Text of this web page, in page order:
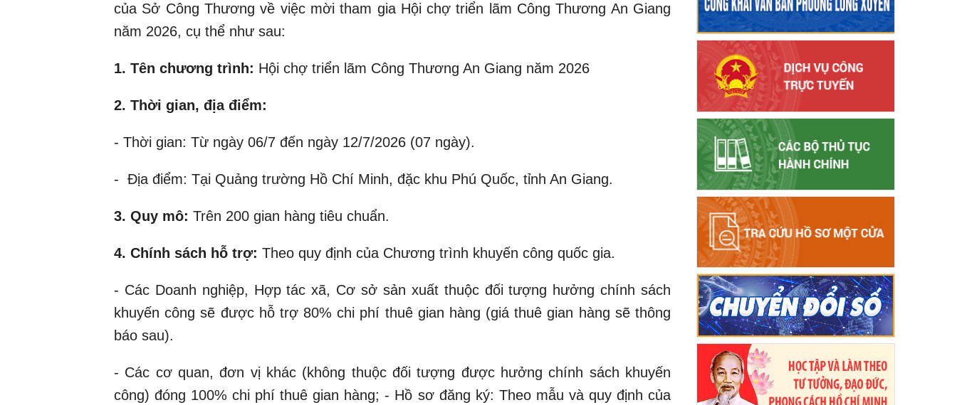
của Sở Công Thương về việc mời tham gia Hội chợ triển lãm Công Thương An Giang
năm 2026, cụ thể như sau:
1. Tên chương trình: Hội chợ triển lãm Công Thương An Giang năm 2026
2. Thời gian, địa điểm:
- Thời gian: Từ ngày 06/7 đến ngày 12/7/2026 (07 ngày).
- Địa điểm: Tại Quảng trường Hồ Chí Minh, đặc khu Phú Quốc, tỉnh An Giang.
3. Quy mô: Trên 200 gian hàng tiêu chuẩn.
4. Chính sách hỗ trợ: Theo quy định của Chương trình khuyến công quốc gia.
- Các Doanh nghiệp, Hợp tác xã, Cơ sở sản xuất thuộc đối tượng hưởng chính sách
khuyến công sẽ được hỗ trợ 80% chi phí thuê gian hàng (giá thuê gian hàng sẽ thông
báo sau).
- Các cơ quan, đơn vị khác (không thuộc đối tượng được hưởng chính sách khuyến
công) đóng 100% chi phí thuê gian hàng; - Hồ sơ đăng ký: Theo mẫu và quy định của